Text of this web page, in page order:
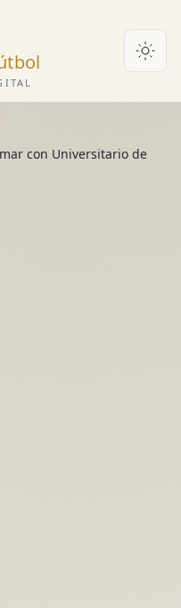
con Universitario de